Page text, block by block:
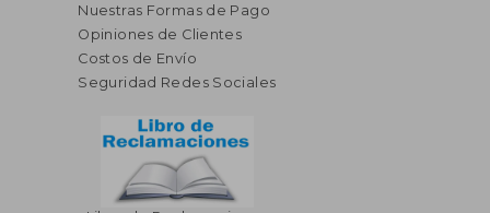
Nuestras Formas de Pago
Opiniones de Clientes
Costos de Envío
Seguridad Redes Sociales